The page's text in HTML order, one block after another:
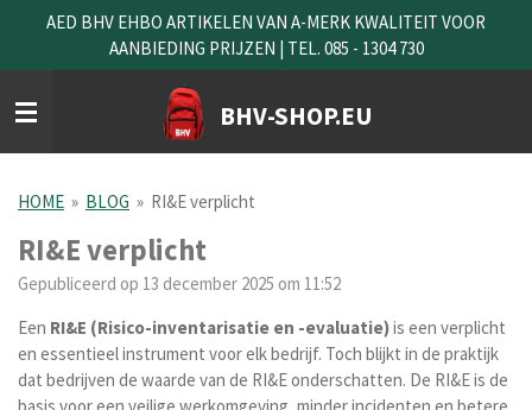
naar
de
hoofdinhoud
BHV-SHOP.EU
AED BHV EHBO ARTIKELEN VAN A-MERK KWALITEIT VOOR
AANBIEDING PRIJZEN | TEL. 085 - 1304 730
HOME » BLOG » RI&E verplicht
RI&E verplicht
Gepubliceerd op 13 december 2025 om 11:52
Een RI&E (Risico-inventarisatie en -evaluatie)is een verplicht
en essentieel instrument voor elk bedrijf. Toch blijkt in de praktijk
dat bedrijven de waarde van de RI&E onderschatten. De RI&E is de